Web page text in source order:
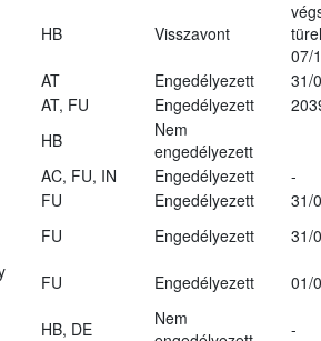
HB Visszavont
07/
AT Engedélyezett
31/
AT, FU Engedélyezett
HB
Nem
engedélyezett
AC, FU, IN Engedélyezett
-
FU Engedélyezett
31/
FU Engedélyezett
31/
FU Engedélyezett 01/
HB, DE
Nem
-